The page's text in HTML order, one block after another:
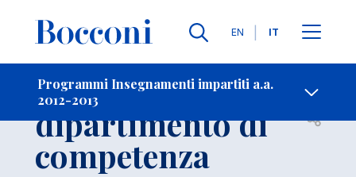
Lingue
EN IT
Programmi Insegnamenti impartiti a.a.
2012-2013
-
Insegnamenti per
dipartimento di
competenza
Open